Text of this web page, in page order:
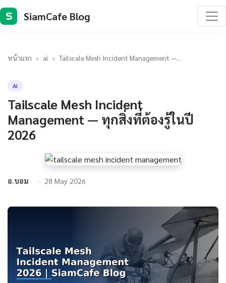
S SiamCafe Blog
หน้าแรก › ai › Tailscale Mesh Incident Management —...
AI
Tailscale Mesh Incident
Management — ทุกสิ่งที่ต้องรู้ในปี
2026
อ.บอม 28 May 2026